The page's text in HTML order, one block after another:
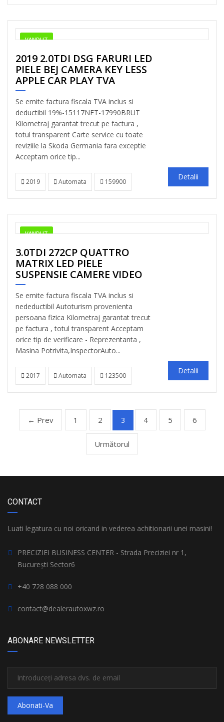
VANDUT
2019 2.0TDI DSG FARURI LED
PIELE BEJ CAMERA KEY LESS
APPLE CAR PLAY TVA
Se emite factura fiscala TVA inclus si
deductibil 19%-15117NET-17990BRUT
Kilometraj garantat trecut pe factura ,
totul transparent Carte service cu toate
reviziile la Skoda Germania fara exceptie
Acceptam orice tip...
Detalii
2019 Automata 159900
VANDUT
3.0TDI 272CP QUATTRO
MATRIX LED PIELE
SUSPENSIE CAMERE VIDEO
Se emite factura fiscala TVA inclus si
nedeductibil Autoturism provenienta
persoana fizica Kilometraj garantat trecut
pe factura , totul transparent Acceptam
orice tip de verificare - Reprezentanta ,
Masina Potrivita,InspectorAuto...
Detalii
2017 Automata 123500
← Prev 1 2 3 4 5 6
Următorul
CONTACT
Luati legatura cu noi oricand in vederea achitionarii unei masini!
PRECIZIEI BUSINESS CENTER - Strada Preciziei nr 1,
București Sector6
+40 728 088 000
contact@dealerautoxwz.ro
ABONARE NEWSLETTER
Abonati-Va